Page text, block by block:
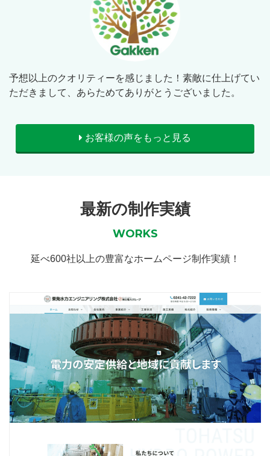
予想以上のクオリティーを感じました！素敵に仕上げてい
ただきまして、あらためてありがとうございました。
お客様の声をもっと見る
最新の制作実績
WORKS
延べ600社以上の豊富なホームページ制作実績！